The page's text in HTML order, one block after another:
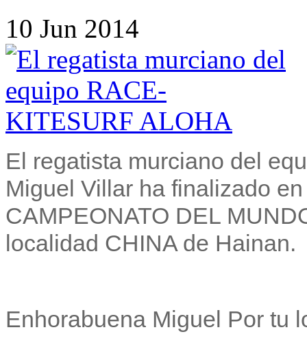
10 Jun 2014
El regatista murciano del
Miguel Villar ha finalizado
CAMPEONATO DEL
localidad CHINA de Hainan.
Enhorabuena Miguel Por tu